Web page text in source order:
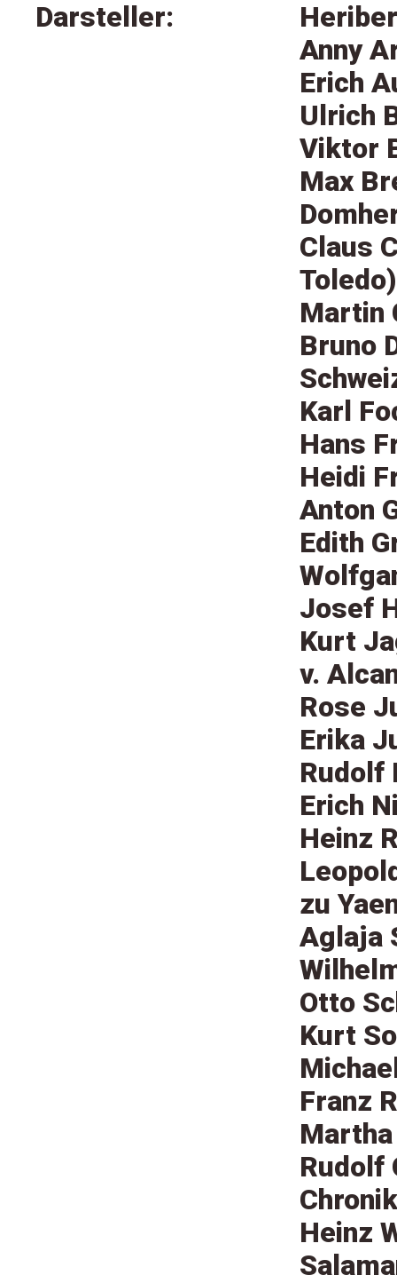
Darsteller:
Anny
Erich
Ulrich
Viktor
Max
Claus
Toledo)
Martin
Bruno
Karl
Hans
Heidi
Anton
Edith
Josef
Kurt
v.
Rose
Erika
Rudolf
Erich
Heinz
zu
Aglaja
Otto
Kurt
Franz
Rudolf
Heinz